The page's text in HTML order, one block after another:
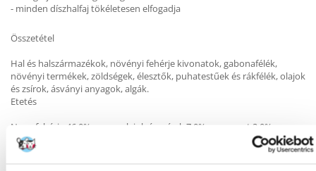
- minden díszhalfaj tökéletesen elfogadja
Összetétel
Hal és halszármazékok, növényi fehérje kivonatok, gabonafélék,
növényi termékek, zöldségek, élesztők, puhatestűek és rákfélék, olajok
és zsírok, ásványi anyagok, algák.
Etetés
Nyersfehérje 46,0%, nyers olajok és zsírok 7,0%, nyersrost 2,0%,
nedvességtartalom 8,0%.
Adalékanyagok